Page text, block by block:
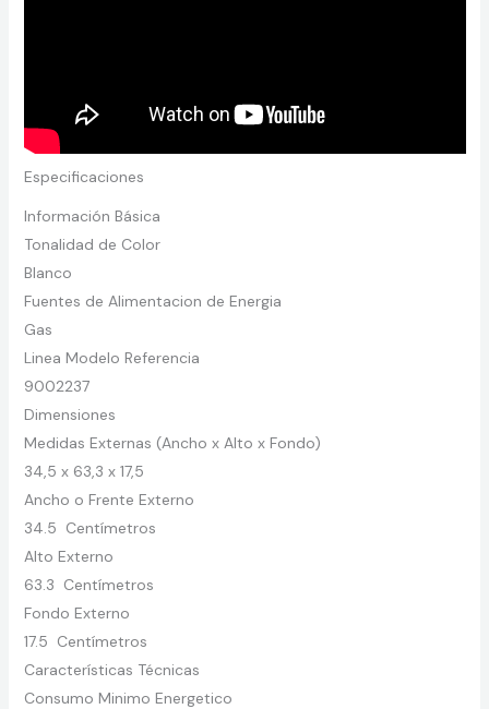
Especificaciones
Información Básica
Tonalidad de Color
Blanco
Fuentes de Alimentacion de Energia
Gas
Linea Modelo Referencia
9002237
Dimensiones
Medidas Externas (Ancho x Alto x Fondo)
34,5 x 63,3 x 17,5
Ancho o Frente Externo
34.5 Centímetros
Alto Externo
63.3 Centímetros
Fondo Externo
17.5 Centímetros
Características Técnicas
Consumo Minimo Energetico